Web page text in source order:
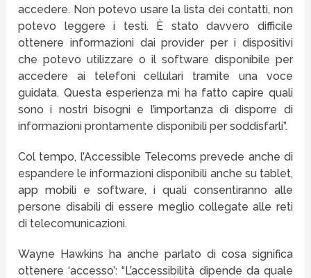
accedere. Non potevo usare la lista dei contatti, non
potevo leggere i testi. È stato davvero difficile
ottenere informazioni dai provider per i dispositivi
che potevo utilizzare o il software disponibile per
accedere ai telefoni cellulari tramite una voce
guidata. Questa esperienza mi ha fatto capire quali
sono i nostri bisogni e l’importanza di disporre di
informazioni prontamente disponibili per soddisfarli”.
Col tempo, l’Accessible Telecoms prevede anche di
espandere le informazioni disponibili anche su tablet,
app mobili e software, i quali consentiranno alle
persone disabili di essere meglio collegate alle reti
di telecomunicazioni.
Wayne Hawkins ha anche parlato di cosa significa
ottenere ‘accesso’: “L’accessibilità dipende da quale